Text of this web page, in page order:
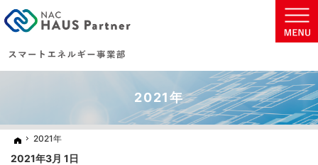
2021年
ホーム
2021年
2021年3月 1日
ホーム
2021年